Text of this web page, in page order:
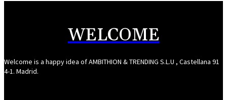
WELCOME
Welcome is a happy idea of AMBITHION & TRENDING S.L.U , Castellana 91
4-1. Madrid.